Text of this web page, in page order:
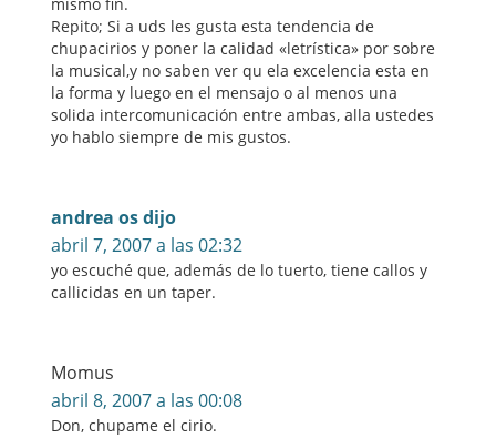
mismo fin.
Repito; Si a uds les gusta esta tendencia de
chupacirios y poner la calidad «letrística» por sobre
la musical,y no saben ver qu ela excelencia esta en
la forma y luego en el mensajo o al menos una
solida intercomunicación entre ambas, alla ustedes
yo hablo siempre de mis gustos.
andrea os dijo
abril 7, 2007 a las 02:32
yo escuché que, además de lo tuerto, tiene callos y
callicidas en un taper.
Momus
abril 8, 2007 a las 00:08
Don, chupame el cirio.